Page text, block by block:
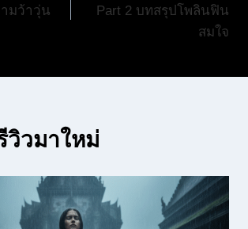
มว้าวุ่น
Part 2 บทสรุปโพลินฟิน
สมใจ
วมาใหม่